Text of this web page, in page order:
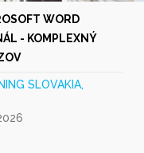
WORD
- KOMPLEXNÝ
SLOVAKIA,